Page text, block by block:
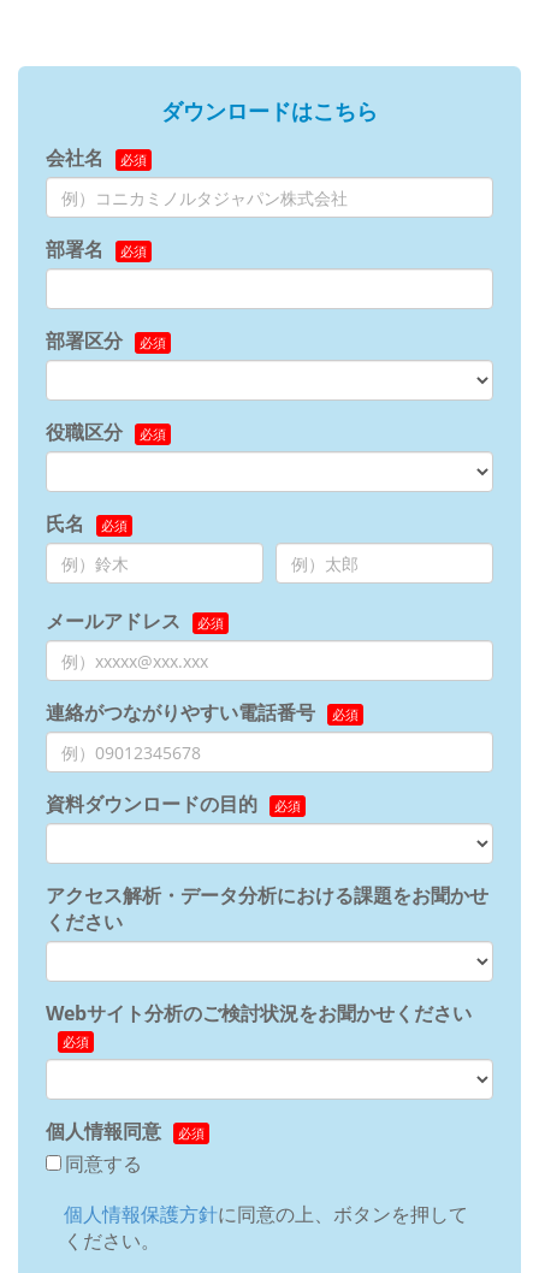
ダウンロードはこちら
会社名
部署名
部署区分
役職区分
氏名
メールアドレス
連絡がつながりやすい電話番号
資料ダウンロードの目的
アクセス解析・データ分析における課題をお聞かせ
ください
Webサイト分析のご検討状況をお聞かせください
個人情報同意
同意する
個人情報保護方針に同意の上、ボタンを押して
ください。